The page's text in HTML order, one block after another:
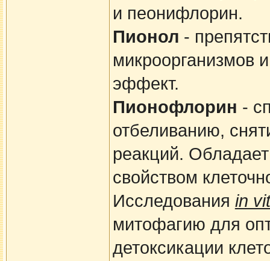
и пеонифлорин.
Пионол -
микроорганизмов
эффект.
Пионофлорин -
отбеливанию,
реакций.
свойством
Исследования in
митофагию для
детоксикации